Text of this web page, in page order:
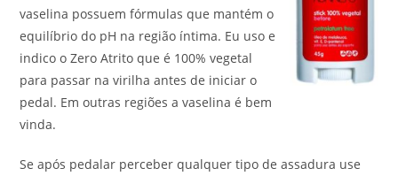
vaselina possuem fórmulas que mantém o
equilíbrio do pH na região íntima. Eu uso e
indico o Zero Atrito que é 100% vegetal
para passar na virilha antes de iniciar o
pedal. Em outras regiões a vaselina é bem
vinda.
Se após pedalar perceber qualquer tipo de assadura use